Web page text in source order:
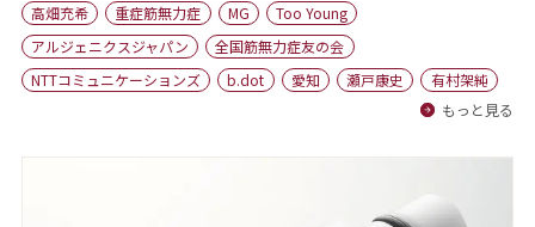
出版物
会社概要
高畑充希 重症筋無力症 MG
Too Young
アルジェニクスジャパン
全国筋無力症友の会
NTTコミュニケーションズ
b.dot 愛知 瀬戸康史
有村架純
もっと見る